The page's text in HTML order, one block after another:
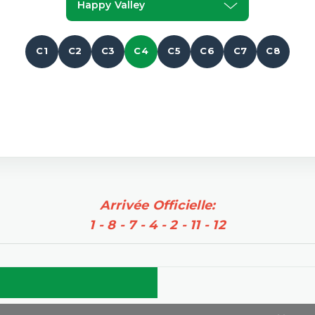
Happy Valley
C1 C2 C3 C4 C5 C6 C7 C8
Arrivée Officielle:
1 - 8 - 7 - 4 - 2 - 11 - 12